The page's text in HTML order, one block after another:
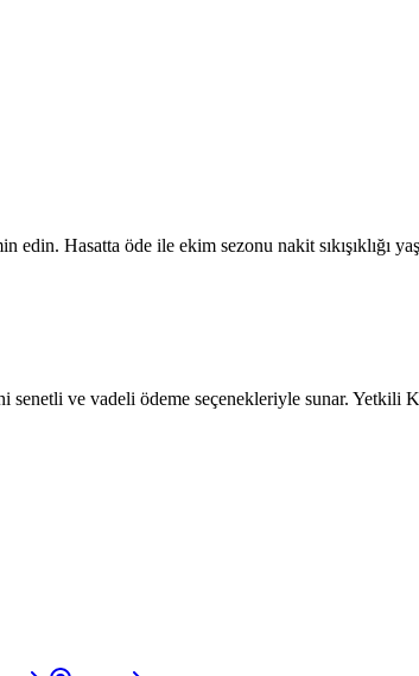
Hasatta öde ile ekim sezonu nakit sıkışıklığı
senetli ve vadeli ödeme seçenekleriyle sunar. Yetkili